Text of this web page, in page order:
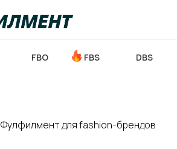
FBO DBS
FBS
Фулфилмент для fashion-брендов